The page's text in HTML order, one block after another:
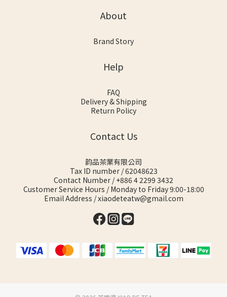
About
Brand Story
Help
FAQ
Delivery & Shipping
Return Policy
Contact Us
韵品茶業有限公司
Tax ID number / 62048623
Contact Number / +886 4 2299 3432
Customer Service Hours / Monday to Friday 9:00-18:00
Email Address / xiaodeteatw@gmail.com